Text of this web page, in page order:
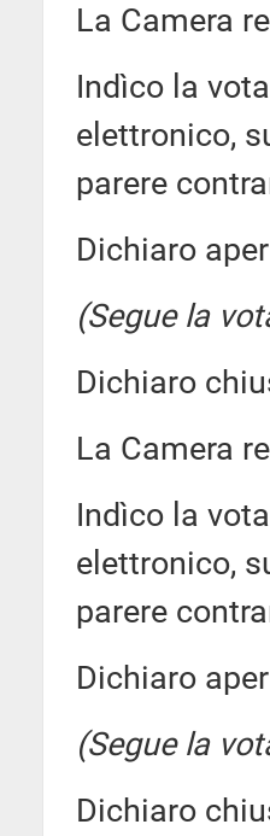
La Camera
Indìco la
elettronico,
parere
Dichiaro
(Segue la
Dichiaro
La Camera
Indìco la
elettronico,
parere
Dichiaro
(Segue la
Dichiaro